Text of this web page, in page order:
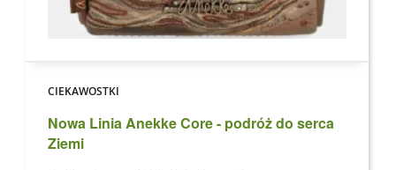
CIEKAWOSTKI
Nowa Linia Anekke Core - podróż do serca
Ziemi